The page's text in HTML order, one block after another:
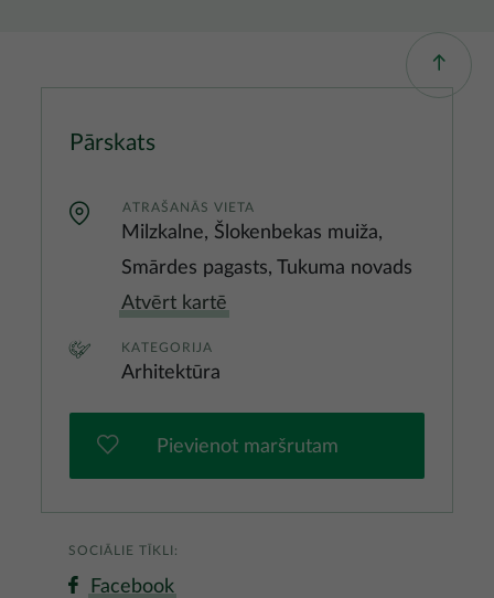
Pārskats
ATRAŠANĀS VIETA
Milzkalne, Šlokenbekas muiža,
Smārdes pagasts, Tukuma novads
Atvērt kartē
KATEGORIJA
Arhitektūra
Pievienot maršrutam
SOCIĀLIE TĪKLI:
Facebook